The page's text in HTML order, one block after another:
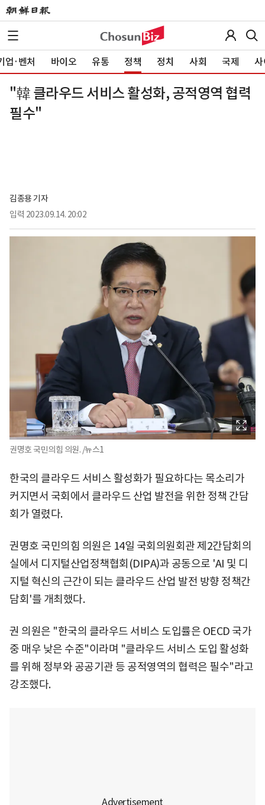
업·벤처 바이오 유통 정책 정치 사회 국제 사
"韓 클라우드 서비스 활성화, 공적영역 협력
필수"
김종용 기자
입력 2023.09.14. 20:02
권명호 국민의힘 의원. /뉴스1
한국의 클라우드 서비스 활성화가 필요하다는 목소리가
커지면서 국회에서 클라우드 산업 발전을 위한 정책 간담
회가 열렸다.
권명호 국민의힘 의원은 14일 국회의원회관 제2간담회의
실에서 디지털산업정책협회(DIPA)과 공동으로 'AI 및 디
지털 혁신의 근간이 되는 클라우드 산업 발전 방향 정책간
담회'를 개최했다.
권 의원은 "한국의 클라우드 서비스 도입률은 OECD 국가
중 매우 낮은 수준"이라며 "클라우드 서비스 도입 활성화
를 위해 정부와 공공기관 등 공적영역의 협력은 필수"라고
강조했다.